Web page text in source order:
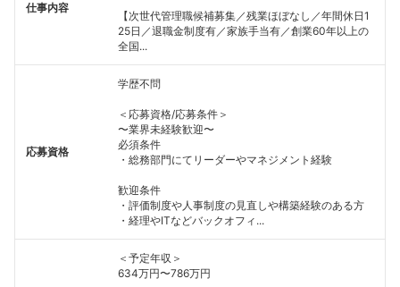
仕事内容
【次世代管理職候補募集／残業ほぼなし／年間休日1
25日／退職金制度有／家族手当有／創業60年以上の
全国...
応募資格
学歴不問
＜応募資格/応募条件＞
〜業界未経験歓迎〜
必須条件
・総務部門にてリーダーやマネジメント経験
歓迎条件
・評価制度や人事制度の見直しや構築経験のある方
・経理やITなどバックオフィ...
＜予定年収＞
634万円〜786万円